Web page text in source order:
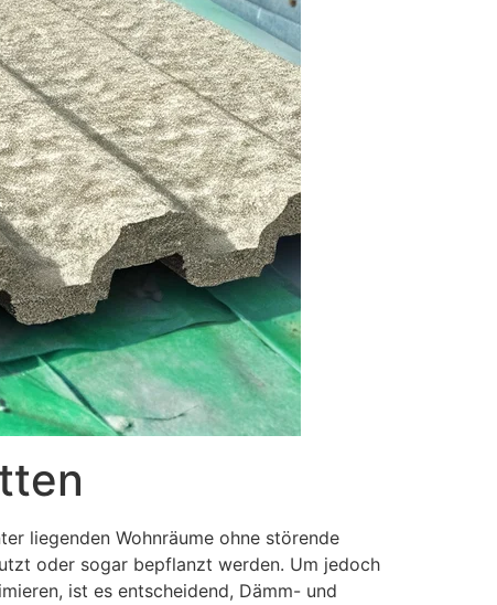
liegenden Wohnräume ohne störende
oder sogar bepflanzt werden. Um jedoch
ist es entscheidend, Dämm- und